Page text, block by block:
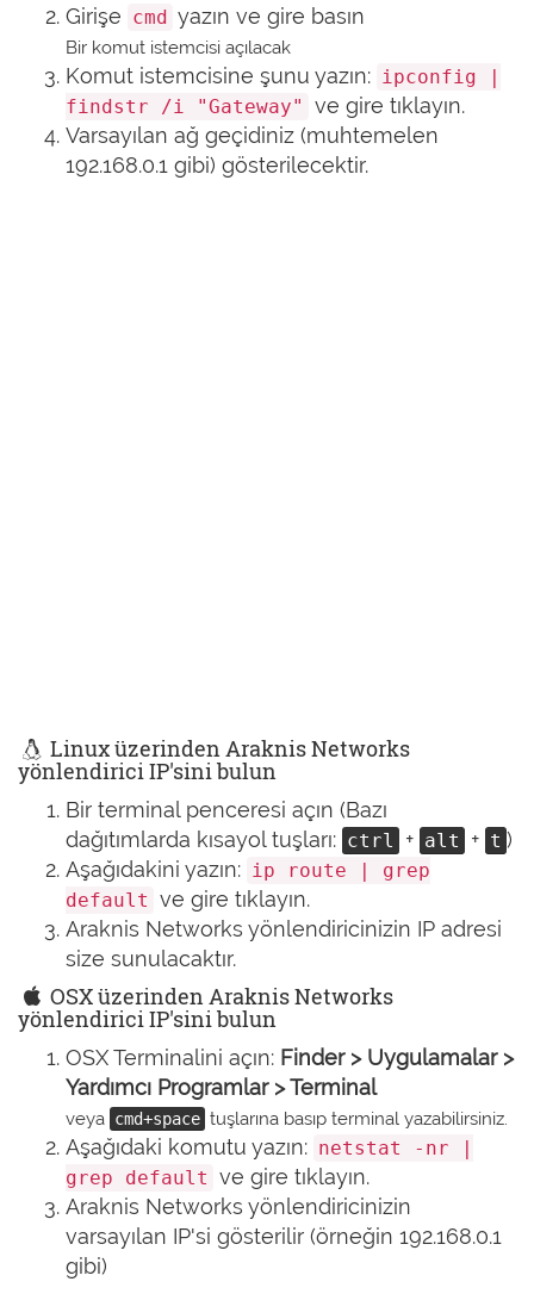
Girişe cmd yazın ve gire basın
Bir komut istemcisi açılacak
Komut istemcisine şunu yazın: ipconfig |
findstr /i "Gateway"
ve gire tıklayın.
Varsayılan ağ geçidiniz (muhtemelen
192.168.0.1 gibi) gösterilecektir.
Linux üzerinden Araknis Networks
yönlendirici IP'sini bulun
Bir terminal penceresi açın (Bazı
dağıtımlarda kısayol tuşları: ctrl + alt + t )
Aşağıdakini yazın: ip route | grep
default ve gire tıklayın.
Araknis Networks yönlendiricinizin IP adresi
size sunulacaktır.
OSX üzerinden Araknis Networks
yönlendirici IP'sini bulun
OSX Terminalini açın: Finder > Uygulamalar >
Yardımcı Programlar > Terminal
veya cmd+space tuşlarına basıp terminal yazabilirsiniz.
Aşağıdaki komutu yazın: netstat -nr |
grep default ve gire tıklayın.
Araknis Networks yönlendiricinizin
varsayılan IP'si gösterilir (örneğin 192.168.0.1
gibi)